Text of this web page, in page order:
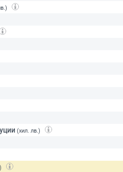
(хил. лв.)